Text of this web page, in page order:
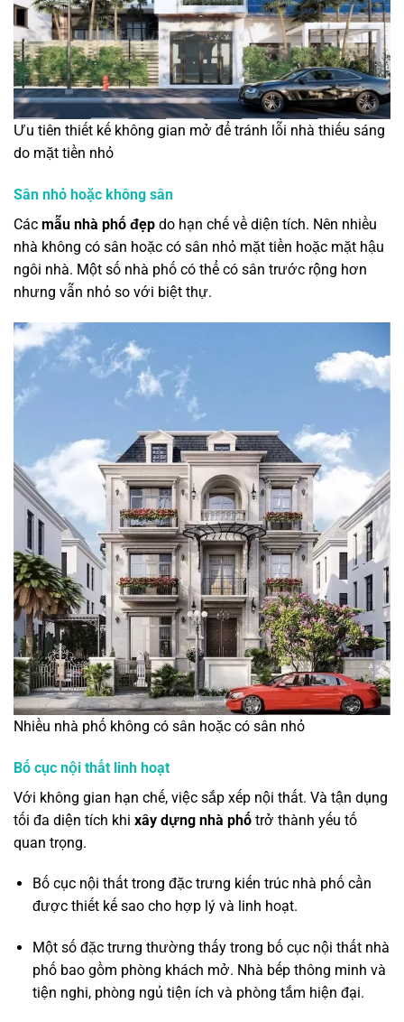
Ưu tiên thiết kế không gian mở để tránh lỗi nhà thiếu sáng
do mặt tiền nhỏ
Sân nhỏ hoặc không sân
Các mẫu nhà phố đẹp do hạn chế về diện tích. Nên nhiều
nhà không có sân hoặc có sân nhỏ mặt tiền hoặc mặt hậu
ngôi nhà. Một số nhà phố có thể có sân trước rộng hơn
nhưng vẫn nhỏ so với biệt thự.
Nhiều nhà phố không có sân hoặc có sân nhỏ
Bố cục nội thất linh hoạt
Với không gian hạn chế, việc sắp xếp nội thất. Và tận dụng
tối đa diện tích khi xây dựng nhà phố trở thành yếu tố
quan trọng.
Bố cục nội thất trong đặc trưng kiến trúc nhà phố cần
được thiết kế sao cho hợp lý và linh hoạt.
Một số đặc trưng thường thấy trong bố cục nội thất nhà
phố bao gồm phòng khách mở. Nhà bếp thông minh và
tiện nghi, phòng ngủ tiện ích và phòng tắm hiện đại.